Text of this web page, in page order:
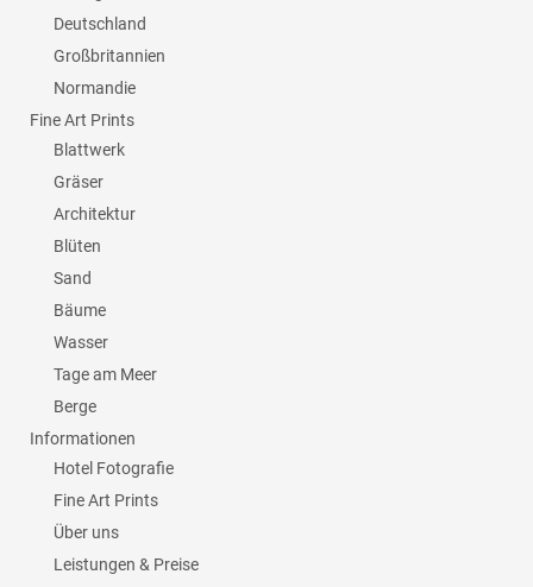
Deutschland
Großbritannien
Normandie
Fine Art Prints
Blattwerk
Gräser
Architektur
Blüten
Sand
Bäume
Wasser
Tage am Meer
Berge
Informationen
Hotel Fotografie
Fine Art Prints
Über uns
Leistungen & Preise